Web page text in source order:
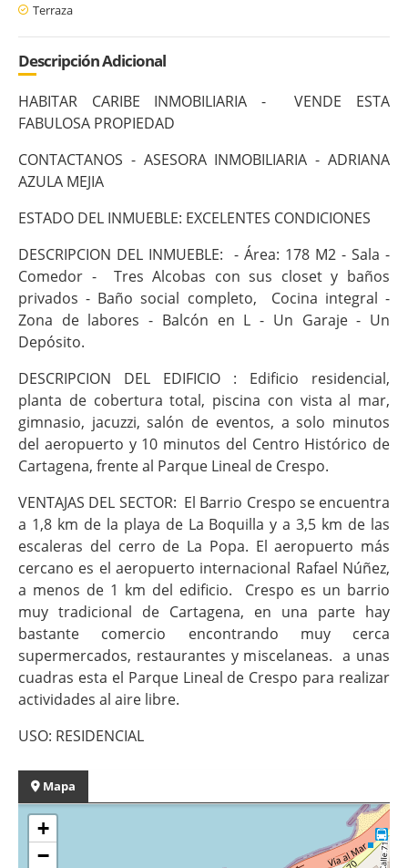
Terraza
Descripción Adicional
HABITAR CARIBE INMOBILIARIA - VENDE ESTA
FABULOSA PROPIEDAD
CONTACTANOS - ASESORA INMOBILIARIA - ADRIANA
AZULA MEJIA
ESTADO DEL INMUEBLE: EXCELENTES CONDICIONES
DESCRIPCION DEL INMUEBLE: - Área: 178 M2 - Sala -
Comedor - Tres Alcobas con sus closet y baños
privados - Baño social completo, Cocina integral -
Zona de labores - Balcón en L - Un Garaje - Un
Depósito.
DESCRIPCION DEL EDIFICIO : Edificio residencial,
planta de cobertura total, piscina con vista al mar,
gimnasio, jacuzzi, salón de eventos, a solo minutos
del aeropuerto y 10 minutos del Centro Histórico de
Cartagena, frente al Parque Lineal de Crespo.
VENTAJAS DEL SECTOR: El Barrio Crespo se encuentra
a 1,8 km de la playa de La Boquilla y a 3,5 km de las
escaleras del cerro de La Popa. El aeropuerto más
cercano es el aeropuerto internacional Rafael Núñez,
a menos de 1 km del edificio. Crespo es un barrio
muy tradicional de Cartagena, en una parte hay
bastante comercio encontrando muy cerca
supermercados, restaurantes y miscelaneas. a unas
cuadras esta el Parque Lineal de Crespo para realizar
actividades al aire libre.
USO: RESIDENCIAL
Mapa
+
−